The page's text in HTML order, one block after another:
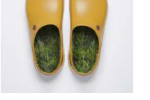
zdjęcia
produktu